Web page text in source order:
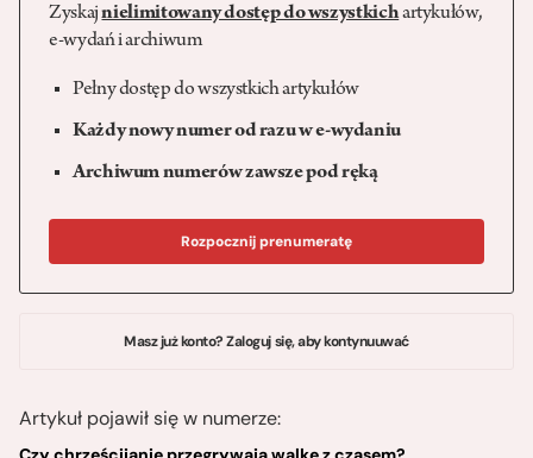
Zyskajnielimitowany dostęp do wszystkichartykułów,
e-wydań i archiwum
Pełny dostęp do wszystkich artykułów
Każdy nowy numer od razu w e-wydaniu
Archiwum numerów zawsze pod ręką
Rozpocznij prenumeratę
Masz już konto? Zaloguj się, aby kontynuuwać
Artykuł pojawił się w numerze: